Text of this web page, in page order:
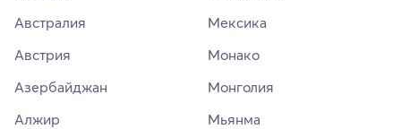
Австралия
Австрия
Азербайджан
Алжир
Мексика
Монако
Монголия
Мьянма